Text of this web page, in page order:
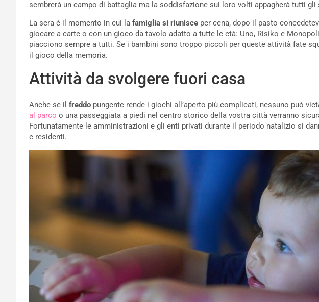
sembrerà un campo di battaglia ma la soddisfazione sui loro volti appagherà tutti gli
La sera è il momento in cui la famiglia si riunisce per cena, dopo il pasto
giocare a carte o con un gioco da tavolo adatto a tutte le età: Uno, Risiko e
piacciono sempre a tutti. Se i bambini sono troppo piccoli per queste attività fate
il gioco della memoria.
Attività da svolgere fuori casa
Anche se il freddo pungente rende i giochi all’aperto più complicati, nessuno può
al parco o una passeggiata a piedi nel centro storico della vostra città verranno
Fortunatamente le amministrazioni e gli enti privati durante il periodo natalizio si
e residenti.